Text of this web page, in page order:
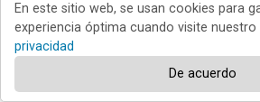
(en la
En este sitio web, se usan cookies para
experiencia óptima cuando visite nuestro
privacidad
De acuerdo